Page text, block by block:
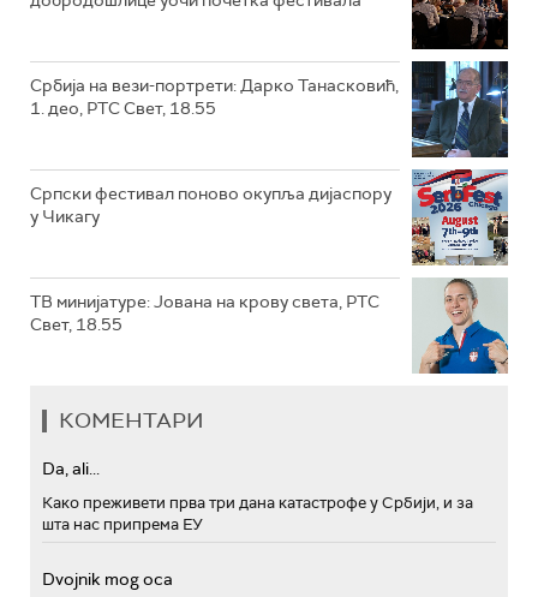
Србија на вези-портрети: Дарко Танасковић,
1. део, РТС Свет, 18.55
Српски фестивал поново окупља дијаспору
у Чикагу
ТВ минијатуре: Јована на крову света, РТС
Свет, 18.55
КОМЕНТАРИ
Da, ali...
Како преживети прва три дана катастрофе у Србији, и за
шта нас припрема ЕУ
Dvojnik mog oca